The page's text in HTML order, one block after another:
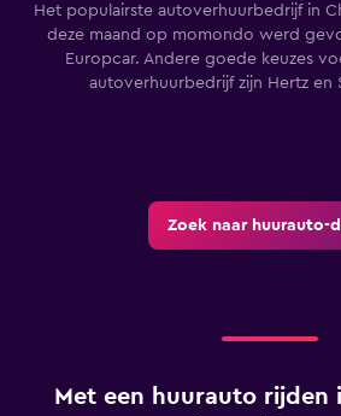
Het populairste autoverhuurbedrijf in
deze maand op momondo werd
Europcar. Andere goede keuzes
autoverhuurbedrijf zijn Hertz en
Zoek naar huurauto-
Met een huurauto rijden